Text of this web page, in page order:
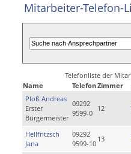
Mitarbeiter-Telefon-
Telefonliste der
Name
TelefonZimmer
Ploß Andreas
Erster
Bürgermeister
09292
9599-0
12
Hellfritzsch
Jana
09292
9599-10
13